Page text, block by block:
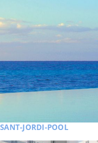
SANT-JORDI-POOL